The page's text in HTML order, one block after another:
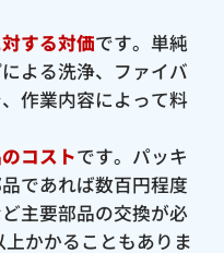
する対価です。単純
よる洗浄、ファイバ
作業内容によって料
コストです。パッキ
であれば数百円程度
主要部品の交換が必
かかることもありま